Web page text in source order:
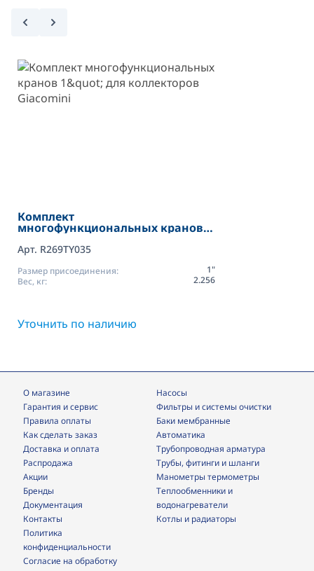
Комплект
многофункциональных кранов
Арт. R269TY035
Размер присоединения:
1"
Вес, кг:
2.256
Уточнить по наличию
О магазине
Гарантия и сервис
Правила оплаты
Как сделать заказ
Доставка и оплата
Распродажа
Акции
Бренды
Документация
Контакты
Насосы
фильтры и системы очистки
Баки мембранные
Автоматика
трубопроводная арматура
трубы, фитинги и шланги
манометры термометры
теплообменники и
водонагреватели
Котлы и радиаторы
Политика
конфиденциальности
Согласие на обработку